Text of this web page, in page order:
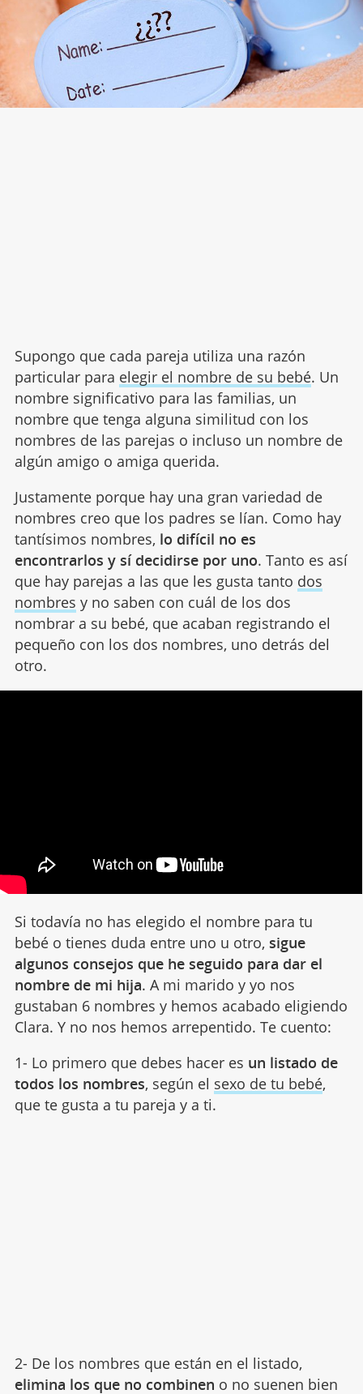
Supongo que cada pareja utiliza una razón
particular para elegir el nombre de su bebé. Un
nombre significativo para las familias, un
nombre que tenga alguna similitud con los
nombres de las parejas o incluso un nombre de
algún amigo o amiga querida.
Justamente porque hay una gran variedad de
nombres creo que los padres se lían. Como hay
tantísimos nombres, lo difícil no es
encontrarlos y sí decidirse por uno. Tanto es así
que hay parejas a las que les gusta tanto dos
nombres y no saben con cuál de los dos
nombrar a su bebé, que acaban registrando el
pequeño con los dos nombres, uno detrás del
otro.
Si todavía no has elegido el nombre para tu
bebé o tienes duda entre uno u otro, sigue
algunos consejos que he seguido para dar el
nombre de mi hija. A mi marido y yo nos
gustaban 6 nombres y hemos acabado eligiendo
Clara. Y no nos hemos arrepentido. Te cuento:
1- Lo primero que debes hacer es un listado de
todos los nombres, según el sexo de tu bebé,
que te gusta a tu pareja y a ti.
2- De los nombres que están en el listado,
elimina los que no combinen o no suenen bien